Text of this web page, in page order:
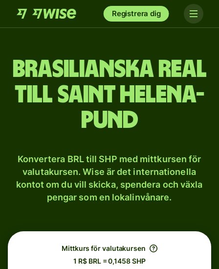
Registrera dig
Brasilianska real
till Saint Helena-
pund
Konvertera BRL till SHP med mittkursen för
valutakursen. Wise är det internationella
kontot om du vill skicka, spendera och växla
pengar som en lokalinvånare.
Mittkurs för valutakursen
1 R$ BRL = 0,1458 SHP